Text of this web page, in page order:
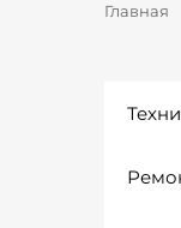
Главная